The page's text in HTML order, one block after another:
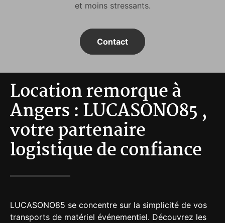
et moins stressants.
Contact
Location remorque à
Angers : LUCASONO85 ,
votre partenaire
logistique de confiance
LUCASONO85 se concentre sur la simplicité de vos
transports de matériel événementiel. Découvrez les